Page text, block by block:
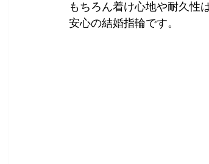
もちろん着け心地や耐久性
安心の結婚指輪です。